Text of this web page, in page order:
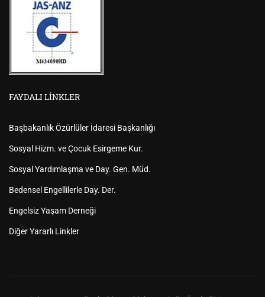
FAYDALI LINKLER
Başbakanlık Özürlüler İdaresi Başkanlığı
Sosyal Hizm. ve Çocuk Esirgeme Kur.
Sosyal Yardımlaşma ve Day. Gen. Müd.
Bedensel Engellilerle Day. Der.
Engelsiz Yaşam Derneği
Diğer Yararlı Linkler